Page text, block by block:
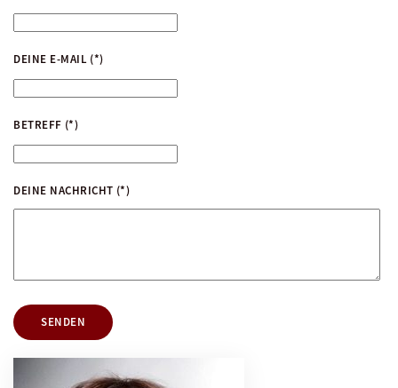
DEINE E-MAIL (*)
BETREFF (*)
DEINE NACHRICHT (*)
SENDEN